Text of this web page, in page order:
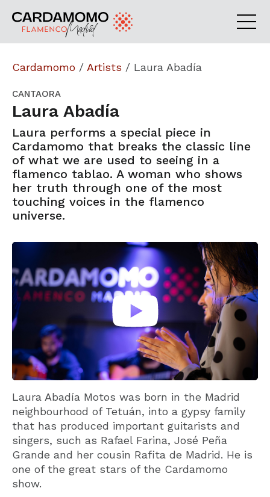
Cardamomo / Artists / Laura Abadía
CANTAORA
Laura Abadía
Laura performs a special piece in
Cardamomo that breaks the classic line
of what we are used to seeing in a
flamenco tablao. A woman who shows
her truth through one of the most
touching voices in the flamenco
universe.
Laura Abadía Motos was born in the Madrid
neighbourhood of Tetuán, into a gypsy family
that has produced important guitarists and
singers, such as Rafael Farina, José Peña
Grande and her cousin Rafita de Madrid. He is
one of the great stars of the Cardamomo
show.